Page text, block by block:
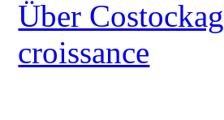
Über
croissance